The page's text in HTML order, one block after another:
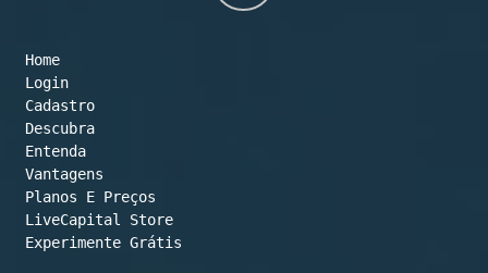
Home
Login
Cadastro
Descubra
Entenda
Vantagens
Planos E Preços
LiveCapital Store
Experimente Grátis